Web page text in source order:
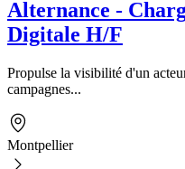
Alternance -
Digitale H/F
Propulse la visibilité d'un
campagnes...
Montpellier